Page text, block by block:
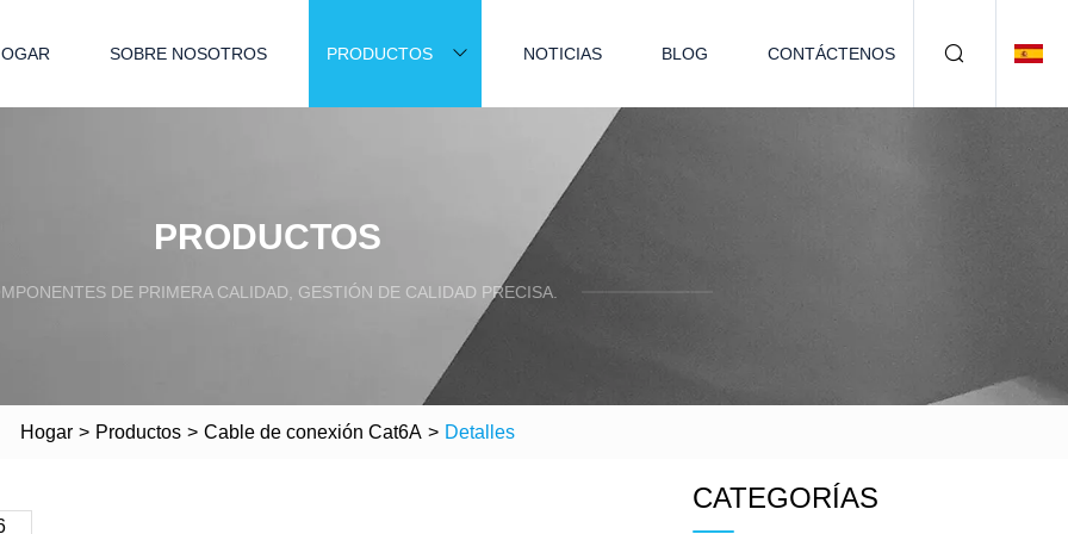
SOBRE NOSOTROS PRODUCTOS NOTICIAS BLOG CONTÁCTENOS
PRODUCTOS
DE PRIMERA CALIDAD, GESTIÓN DE CALIDAD PRECISA.
Hogar > Productos > Cable de conexión Cat6A > Detalles
CATEGORÍAS